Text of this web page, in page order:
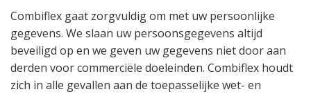
Combiflex gaat zorgvuldig om met uw persoonlijke
gegevens. We slaan uw persoonsgegevens altijd
beveiligd op en we geven uw gegevens niet door aan
derden voor commerciële doeleinden. Combiflex houdt
zich in alle gevallen aan de toepasselijke wet- en